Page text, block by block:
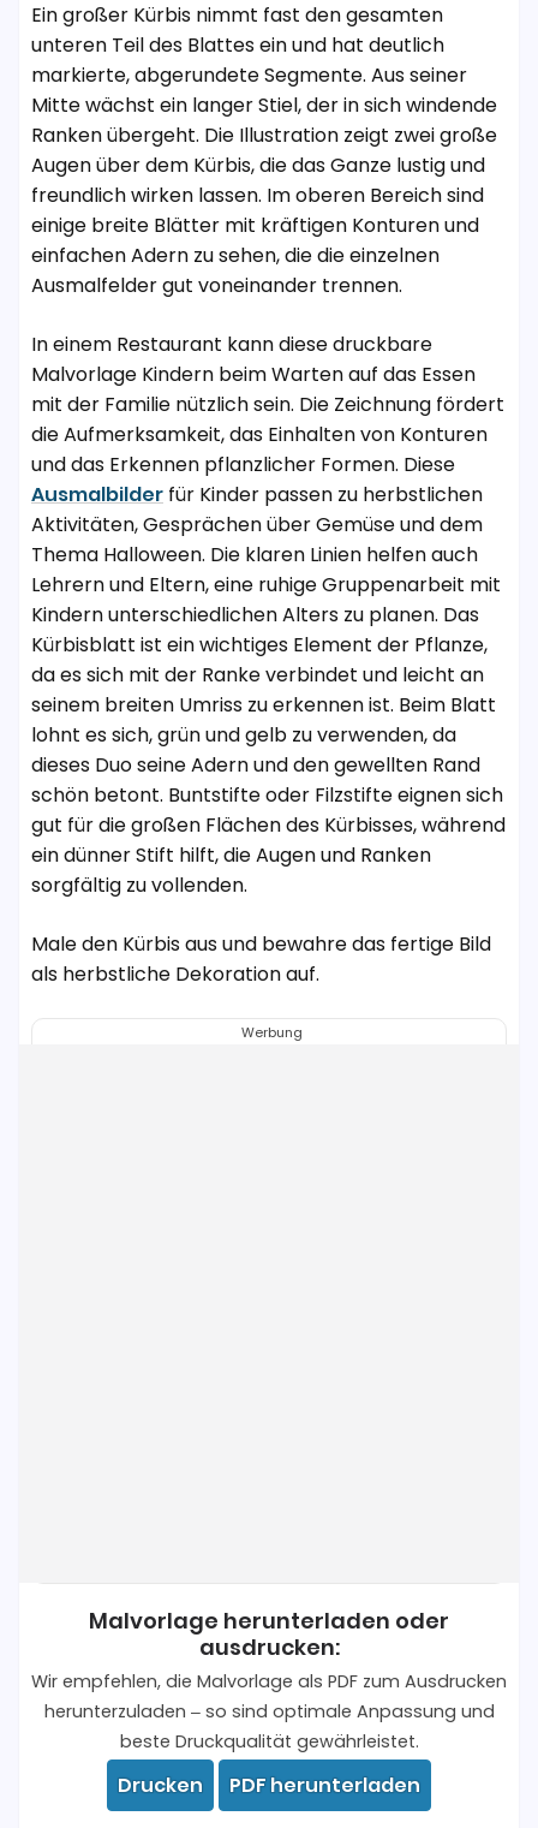
Ein großer Kürbis nimmt fast den gesamten
unteren Teil des Blattes ein und hat deutlich
markierte, abgerundete Segmente. Aus seiner
Mitte wächst ein langer Stiel, der in sich windende
Ranken übergeht. Die Illustration zeigt zwei große
Augen über dem Kürbis, die das Ganze lustig und
freundlich wirken lassen. Im oberen Bereich sind
einige breite Blätter mit kräftigen Konturen und
einfachen Adern zu sehen, die die einzelnen
Ausmalfelder gut voneinander trennen.
In einem Restaurant kann diese druckbare
Malvorlage Kindern beim Warten auf das Essen
mit der Familie nützlich sein. Die Zeichnung fördert
die Aufmerksamkeit, das Einhalten von Konturen
und das Erkennen pflanzlicher Formen. Diese
Ausmalbilder für Kinder passen zu herbstlichen
Aktivitäten, Gesprächen über Gemüse und dem
Thema Halloween. Die klaren Linien helfen auch
Lehrern und Eltern, eine ruhige Gruppenarbeit mit
Kindern unterschiedlichen Alters zu planen. Das
Kürbisblatt ist ein wichtiges Element der Pflanze,
da es sich mit der Ranke verbindet und leicht an
seinem breiten Umriss zu erkennen ist. Beim Blatt
lohnt es sich, grün und gelb zu verwenden, da
dieses Duo seine Adern und den gewellten Rand
schön betont. Buntstifte oder Filzstifte eignen sich
gut für die großen Flächen des Kürbisses, während
ein dünner Stift hilft, die Augen und Ranken
sorgfältig zu vollenden.
Male den Kürbis aus und bewahre das fertige Bild
als herbstliche Dekoration auf.
Werbung
Malvorlage herunterladen oder
ausdrucken:
Wir empfehlen, die Malvorlage als PDF zum Ausdrucken
herunterzuladen – so sind optimale Anpassung und
beste Druckqualität gewährleistet.
Drucken
PDF herunterladen